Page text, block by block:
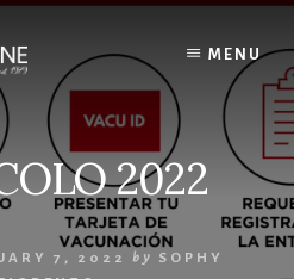
MENU
2022
7, 2022 by
SOPHY